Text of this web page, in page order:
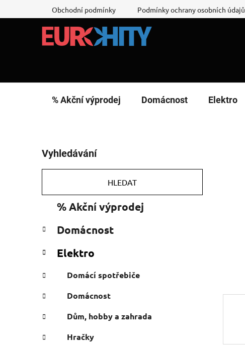
na
Obchodní podmínky Podmínky ochrany osobních údajů
% Akční výprodej Domácnost Elektro
o
s
r
n
í
a
e
l
Vyhledávání
HLEDAT
kategorie
e
o
i
% Akční výprodej
Domácnost
Elektro
Domácí spotřebiče
Domácnost
Dům, hobby a zahrada
Hračky